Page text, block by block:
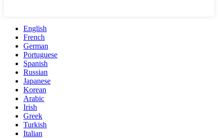
English
French
German
Portuguese
Spanish
Russian
Japanese
Korean
Arabic
Irish
Greek
Turkish
Italian